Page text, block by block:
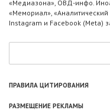
«Медиазона», ОВД-инфо.
«Мемориал»,
Instagram и Facebook (Metа)
ПРАВИЛА ЦИТИРОВАНИЯ
РАЗМЕЩЕНИЕ РЕКЛАМЫ